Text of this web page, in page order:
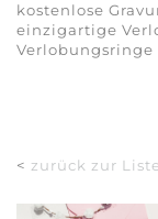
kostenlose
einzigartige
Verlobungsringe
< zurück zur Liste